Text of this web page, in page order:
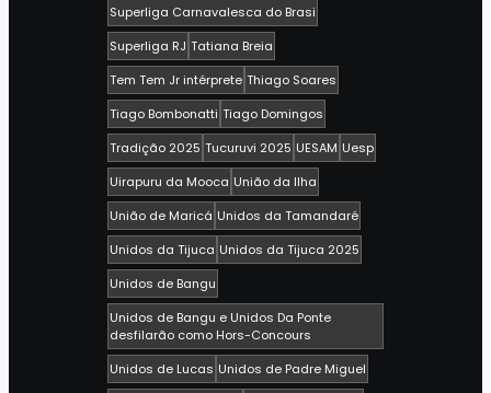
Superliga Carnavalesca do Brasi
Superliga RJ Tatiana Breia
Tem Tem Jr intérprete Thiago Soares
Tiago Bombonatti Tiago Domingos
Tradição 2025 Tucuruvi 2025 UESAM Uesp
Uirapuru da Mooca União da Ilha
União de Maricá Unidos da Tamandaré
Unidos da Tijuca Unidos da Tijuca 2025
Unidos de Bangu
Unidos de Bangu e Unidos Da Ponte
desfilarão como Hors-Concours
Unidos de Lucas Unidos de Padre Miguel